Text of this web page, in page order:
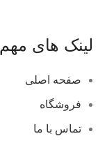
لینک های مهم
صفحه اصلی
فروشگاه
تماس با ما